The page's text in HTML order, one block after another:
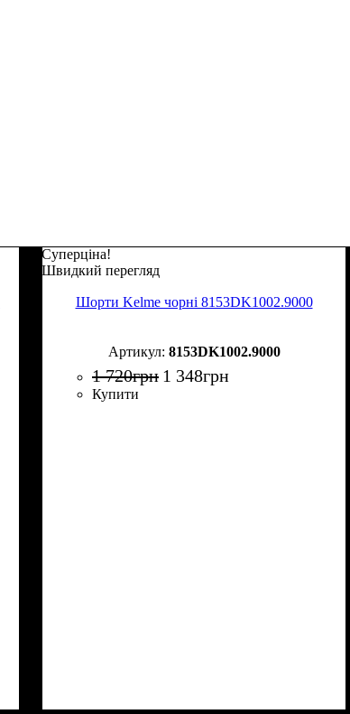
Суперціна!
Швидкий перегляд
Шорти Kelme чорні 8153DK1002.9000
8153DK1002.9000
1 720грн 1 348грн
Купити